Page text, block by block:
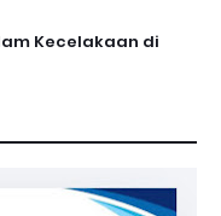
Kecelakaan di